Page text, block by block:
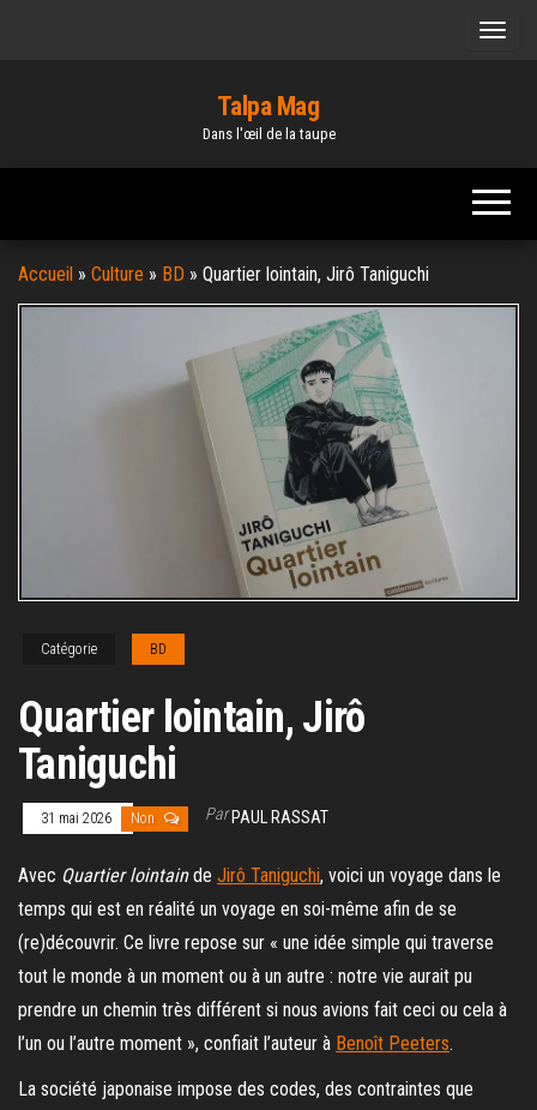
Talpa Mag
Dans l'œil de la taupe
Accueil » Culture » BD » Quartier lointain, Jirô Taniguchi
Catégorie BD
Quartier lointain, Jirô
Taniguchi
31 mai 2026 Non ParPAUL RASSAT
Avec Quartier lointainde Jirô Taniguchi, voici un voyage dans le
temps qui est en réalité un voyage en soi-même afin de se
(re)découvrir. Ce livre repose sur « une idée simple qui traverse
tout le monde à un moment ou à un autre : notre vie aurait pu
prendre un chemin très différent si nous avions fait ceci ou cela à
l’un ou l’autre moment », confiait l’auteur à Benoît Peeters.
La société japonaise impose des codes, des contraintes que